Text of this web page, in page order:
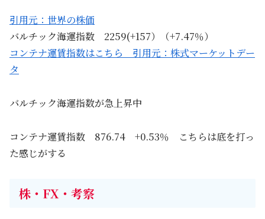
引用元：世界の株価
バルチック海運指数 2259(+157）（+7.47％）
コンテナ運賃指数はこちら 引用元：株式マーケットデー
タ
バルチック海運指数が急上昇中
コンテナ運賃指数 876.74 +0.53％ こちらは底を打っ
た感じがする
株・FX・考察